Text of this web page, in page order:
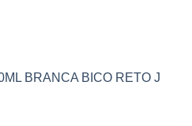
BRANCA BICO RETO J